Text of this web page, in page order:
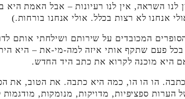
לנו השראה, אין לנו רעיונות – אבל האמת
אנחנו לא רצות בכלל. אולי אנחנו בורחות.)
הסופרים המכובדים על שירותם ושילחתי
פעם שתקף אותי איזה למה-מי-את – היא
היא מוכנה לקרוא את כתב היד החדש.
הו הו הו, כמה היא כתבה. את הטוב, את
הערות ספציפיות, מדויקות, מנומקות,